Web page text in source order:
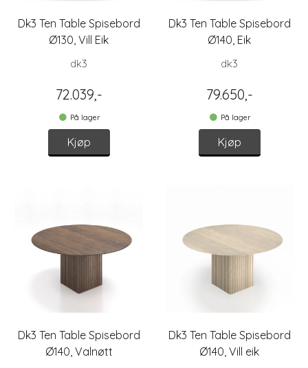
Dk3 Ten Table Spisebord
Ø130, Vill Eik
dk3
72.039,-
På lager
Kjøp
Dk3 Ten Table Spisebord
Ø140, Eik
dk3
79.650,-
På lager
Kjøp
Dk3 Ten Table Spisebord
Ø140, Valnøtt
Dk3 Ten Table Spisebord
Ø140, Vill eik